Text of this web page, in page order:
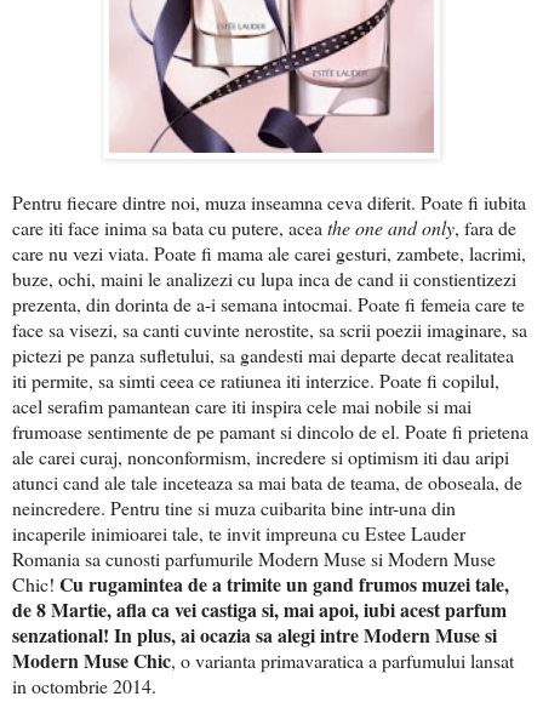
Pentru fiecare dintre noi, muza inseamna ceva diferit. Poate fi iubita
care iti face inima sa bata cu putere, acea the one and only, fara de
care nu vezi viata. Poate fi mama ale carei gesturi, zambete, lacrimi,
buze, ochi, maini le analizezi cu lupa inca de cand ii constientizezi
prezenta, din dorinta de a-i semana intocmai. Poate fi femeia care te
face sa visezi, sa canti cuvinte nerostite, sa scrii poezii imaginare, sa
pictezi pe panza sufletului, sa gandesti mai departe decat realitatea
iti permite, sa simti ceea ce ratiunea iti interzice. Poate fi copilul,
acel serafim pamantean care iti inspira cele mai nobile si mai
frumoase sentimente de pe pamant si dincolo de el. Poate fi prietena
ale carei curaj, nonconformism, incredere si optimism iti dau aripi
atunci cand ale tale inceteaza sa mai bata de teama, de oboseala, de
neincredere. Pentru tine si muza cuibarita bine intr-una din
incaperile inimioarei tale, te invit impreuna cu Estee Lauder
Romania sa cunosti parfumurile Modern Muse si Modern Muse
Chic! Cu rugamintea de a trimite un gand frumos muzei tale,
de 8 Martie, afla ca vei castiga si, mai apoi, iubi acest parfum
senzational! In plus, ai ocazia sa alegi intre Modern Muse si
Modern Muse Chic, o varianta primavaratica a parfumului lansat
in octombrie 2014.